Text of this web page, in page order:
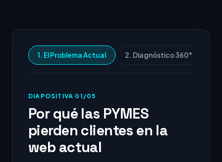
1. El Problema Actual 2. Diagnóstico 360°
DIAPOSITIVA 01/05
Por qué las PYMES
pierden clientes en la
web actual